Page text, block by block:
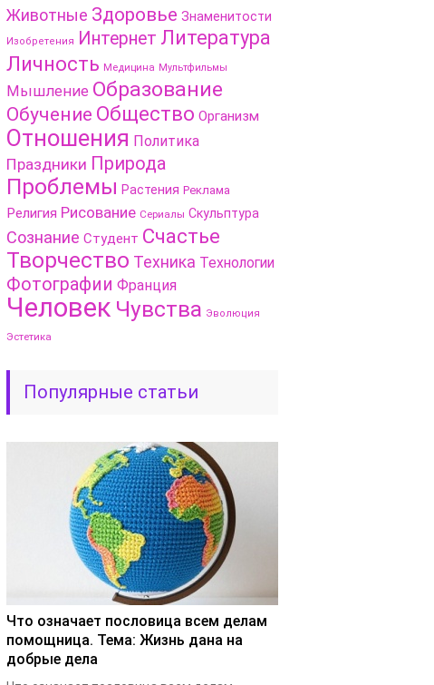
Животные Здоровье Знаменитости
Изобретения Интернет Литература
Личность Медицина Мультфильмы
Мышление Образование
Обучение Общество Организм
Отношения Политика
Праздники Природа
Проблемы Растения Реклама
Религия Рисование Сериалы Скульптура
Сознание Студент Счастье
Творчество Техника Технологии
Фотографии Франция
Человек Чувства Эволюция
Эстетика
Популярные статьи
Что означает пословица всем делам
помощница. Тема: Жизнь дана на
добрые дела